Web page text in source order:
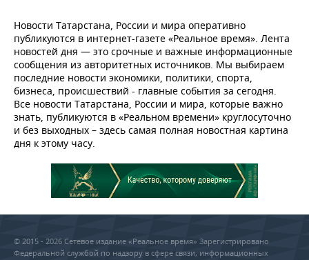
Новости Татарстана, России и мира оперативно
публикуются в интернет-газете «Реальное время». Лента
новостей дня — это срочные и важные информационные
сообщения из авторитетных источников. Мы выбираем
последние новости экономики, политики, спорта,
бизнеса, происшествий - главные события за сегодня.
Все новости Татарстана, России и мира, которые важно
знать, публикуются в «Реальном времени» круглосуточно
и без выходных – здесь самая полная новостная картина
дня к этому часу.
© 2015 - 2026 Сетевое издание «Реальное время» Зарегистрировано
Федеральной службой по надзору в сфере связи, информационных